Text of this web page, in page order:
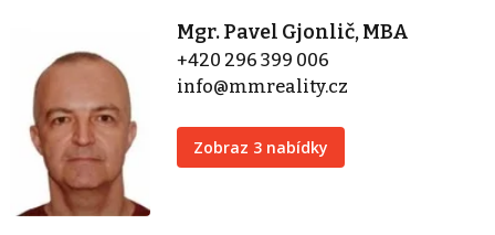
Mgr. Pavel Gjonlič, MBA
+420 296 399 006
info@mmreality.cz
Zobraz 3 nabídky